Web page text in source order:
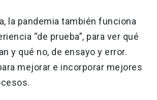
la pandemia también funciona
“de prueba”, para ver qué
y qué no, de ensayo y error.
mejorar e incorporar mejores